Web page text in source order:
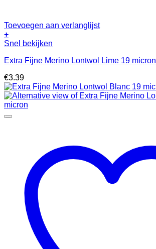
Toevoegen aan verlanglijst
+
Snel bekijken
Extra Fijne Merino Lontwol Lime 19 micron
€3.39